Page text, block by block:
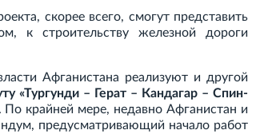
скорее всего, смогут представить
к строительству железной дороги
Афганистана реализуют и другой
«Тургунди – Герат – Кандагар – Спин-
крайней мере, недавно Афганистан и
предусматривающий начало работ